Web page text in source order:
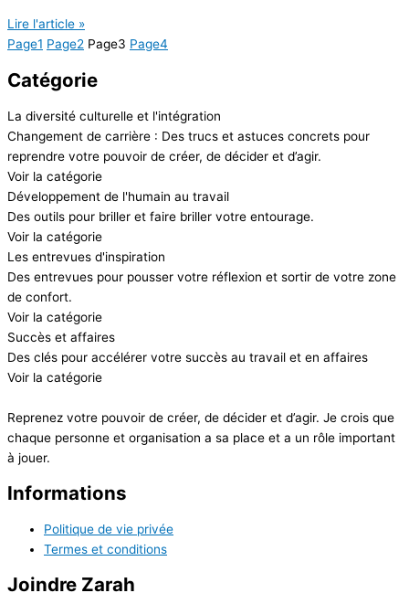
Lire l'article »
Page1 Page2 Page3 Page4
Catégorie
La diversité culturelle et l'intégration
Changement de carrière : Des trucs et astuces concrets pour
reprendre votre pouvoir de créer, de décider et d’agir.
Voir la catégorie
Développement de l'humain au travail
Des outils pour briller et faire briller votre entourage.
Voir la catégorie
Les entrevues d'inspiration
Des entrevues pour pousser votre réflexion et sortir de votre zone
de confort.
Voir la catégorie
Succès et affaires
Des clés pour accélérer votre succès au travail et en affaires
Voir la catégorie
Reprenez votre pouvoir de créer, de décider et d’agir. Je crois que
chaque personne et organisation a sa place et a un rôle important
à jouer.
Informations
Politique de vie privée
Termes et conditions
Joindre Zarah